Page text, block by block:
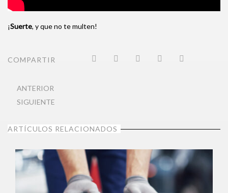
¡Suerte, y que no te multen!
COMPARTIR
ANTERIOR
SIGUIENTE
ARTÍCULOS RELACIONADOS